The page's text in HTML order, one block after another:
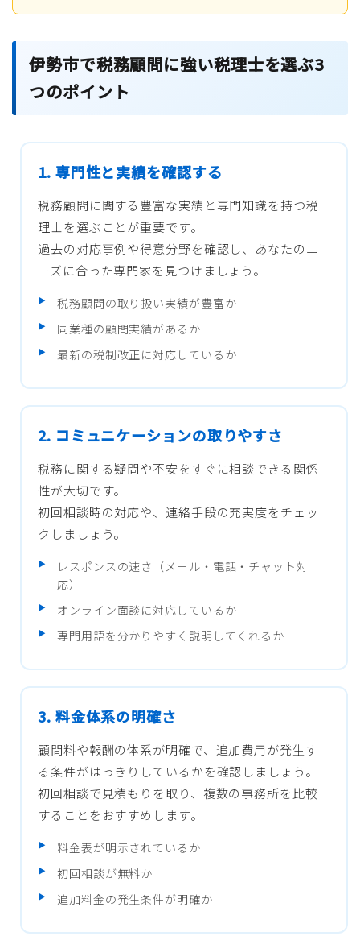
伊勢市で税務顧問に強い税理士を選ぶ3
つのポイント
1. 専門性と実績を確認する
税務顧問に関する豊富な実績と専門知識を持つ税
理士を選ぶことが重要です。
過去の対応事例や得意分野を確認し、あなたのニ
ーズに合った専門家を見つけましょう。
税務顧問の取り扱い実績が豊富か
同業種の顧問実績があるか
最新の税制改正に対応しているか
2. コミュニケーションの取りやすさ
税務に関する疑問や不安をすぐに相談できる関係
性が大切です。
初回相談時の対応や、連絡手段の充実度をチェッ
クしましょう。
レスポンスの速さ（メール・電話・チャット対
応）
オンライン面談に対応しているか
専門用語を分かりやすく説明してくれるか
3. 料金体系の明確さ
顧問料や報酬の体系が明確で、追加費用が発生す
る条件がはっきりしているかを確認しましょう。
初回相談で見積もりを取り、複数の事務所を比較
することをおすすめします。
料金表が明示されているか
初回相談が無料か
追加料金の発生条件が明確か